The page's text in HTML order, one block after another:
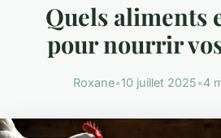
Quels aliments
pour nourrir
Roxane•10 juillet 2025•4